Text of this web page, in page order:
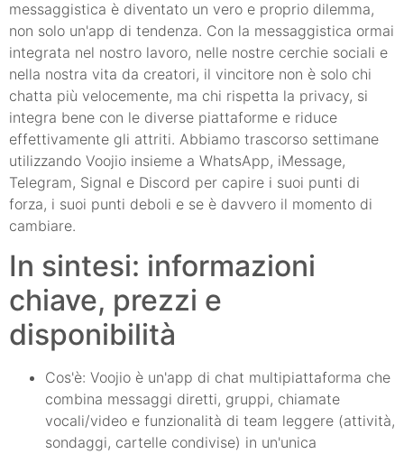
messaggistica è diventato un vero e proprio dilemma,
non solo un'app di tendenza. Con la messaggistica ormai
integrata nel nostro lavoro, nelle nostre cerchie sociali e
nella nostra vita da creatori, il vincitore non è solo chi
chatta più velocemente, ma chi rispetta la privacy, si
integra bene con le diverse piattaforme e riduce
effettivamente gli attriti. Abbiamo trascorso settimane
utilizzando Voojio insieme a WhatsApp, iMessage,
Telegram, Signal e Discord per capire i suoi punti di
forza, i suoi punti deboli e se è davvero il momento di
cambiare.
In sintesi: informazioni
chiave, prezzi e
disponibilità
Cos'è: Voojio è un'app di chat multipiattaforma che
combina messaggi diretti, gruppi, chiamate
vocali/video e funzionalità di team leggere (attività,
sondaggi, cartelle condivise) in un'unica